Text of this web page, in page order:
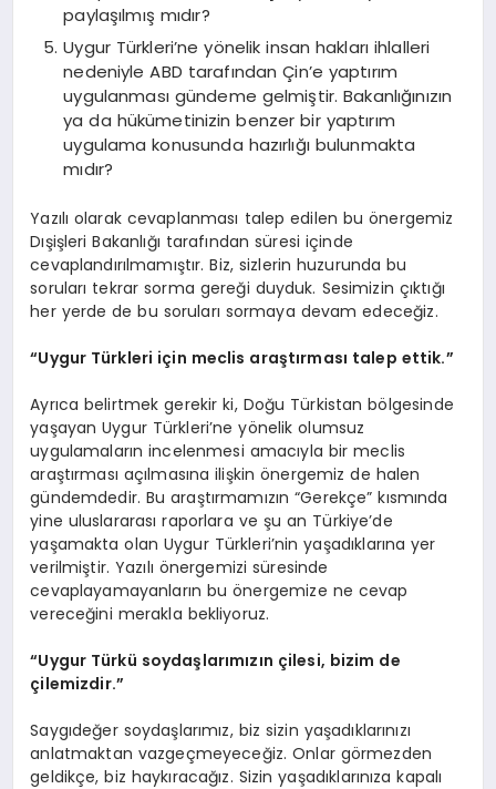
paylaşılmış mıdır?
Uygur Türkleri’ne yönelik insan hakları ihlalleri
nedeniyle ABD tarafından Çin’e yaptırım
uygulanması gündeme gelmiştir. Bakanlığınızın
ya da hükümetinizin benzer bir yaptırım
uygulama konusunda hazırlığı bulunmakta
mıdır?
Yazılı olarak cevaplanması talep edilen bu önergemiz
Dışişleri Bakanlığı tarafından süresi içinde
cevaplandırılmamıştır. Biz, sizlerin huzurunda bu
soruları tekrar sorma gereği duyduk. Sesimizin çıktığı
her yerde de bu soruları sormaya devam edeceğiz.
“Uygur Türkleri için meclis araştırması talep ettik.”
Ayrıca belirtmek gerekir ki, Doğu Türkistan bölgesinde
yaşayan Uygur Türkleri’ne yönelik olumsuz
uygulamaların incelenmesi amacıyla bir meclis
araştırması açılmasına ilişkin önergemiz de halen
gündemdedir. Bu araştırmamızın “Gerekçe” kısmında
yine uluslararası raporlara ve şu an Türkiye’de
yaşamakta olan Uygur Türkleri’nin yaşadıklarına yer
verilmiştir. Yazılı önergemizi süresinde
cevaplayamayanların bu önergemize ne cevap
vereceğini merakla bekliyoruz.
“Uygur Türkü soydaşlarımızın çilesi, bizim de
çilemizdir.”
Saygıdeğer soydaşlarımız, biz sizin yaşadıklarınızı
anlatmaktan vazgeçmeyeceğiz. Onlar görmezden
geldikçe, biz haykıracağız. Sizin yaşadıklarınıza kapalı